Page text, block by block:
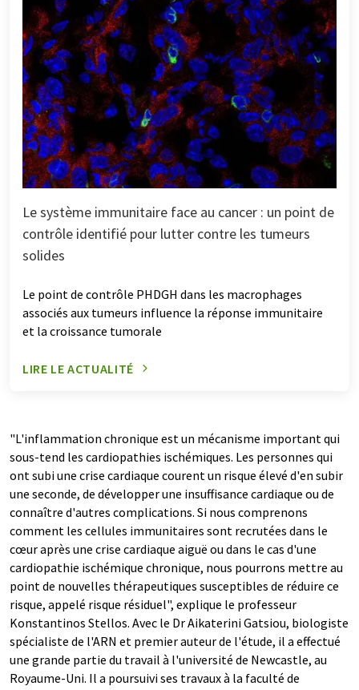
Le système immunitaire face au cancer : un point de
contrôle identifié pour lutter contre les tumeurs
solides
Le point de contrôle PHDGH dans les macrophages
associés aux tumeurs influence la réponse immunitaire
et la croissance tumorale
LIRE LE ACTUALITÉ
"L'inflammation chronique est un mécanisme important qui
sous-tend les cardiopathies ischémiques. Les personnes qui
ont subi une crise cardiaque courent un risque élevé d'en subir
une seconde, de développer une insuffisance cardiaque ou de
connaître d'autres complications. Si nous comprenons
comment les cellules immunitaires sont recrutées dans le
cœur après une crise cardiaque aiguë ou dans le cas d'une
cardiopathie ischémique chronique, nous pourrons mettre au
point de nouvelles thérapeutiques susceptibles de réduire ce
risque, appelé risque résiduel", explique le professeur
Konstantinos Stellos. Avec le Dr Aikaterini Gatsiou, biologiste
spécialiste de l'ARN et premier auteur de l'étude, il a effectué
une grande partie du travail à l'université de Newcastle, au
Royaume-Uni. Il a poursuivi ses travaux à la faculté de